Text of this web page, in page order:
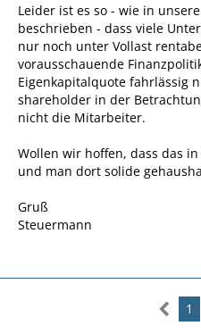
Leider ist es so - wie in
beschrieben - dass viele
nur noch unter Vollast
vorausschauende
Eigenkapitalquote fahrlässig
shareholder in der
nicht die Mitarbeiter.
Wollen wir hoffen, dass das
und man dort solide
Gruß
Steuermann
1